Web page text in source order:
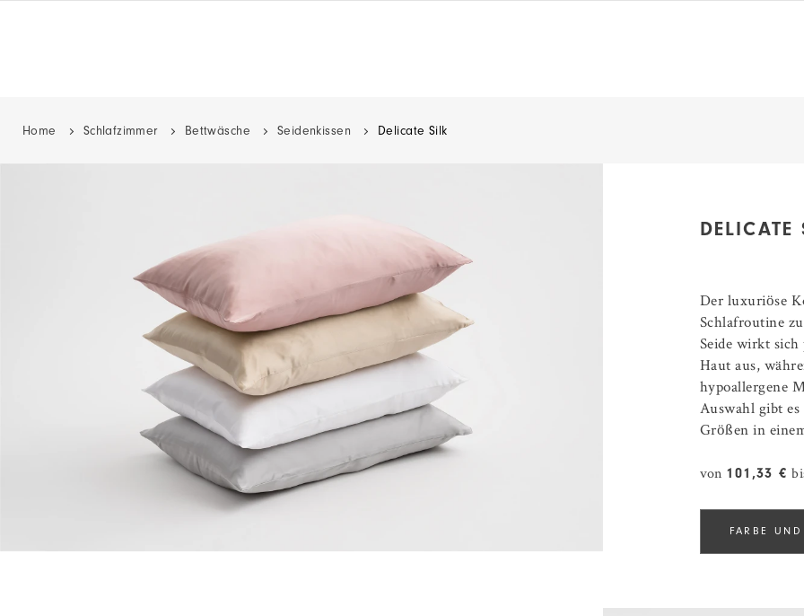
Home Schlafzimmer Bettwäsche Seidenkissen Delicate Silk
DELICATE
Der luxuriöse
Schlafroutine
Seide wirkt
Haut aus,
hypoallergene
Auswahl gibt
Größen in
von 101,33 €
FARBE